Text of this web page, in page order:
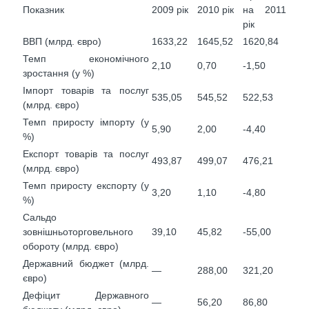
Показник 2009 рік 2010 рік
на 2011
рік
ВВП (млрд. євро)
1633,22 1645,52
1620,84
Темп економічного
зростання (у %)
2,10 0,70 -1,50
Імпорт товарів та послуг
(млрд. євро)
535,05 545,52 522,53
Темп приросту імпорту (у
%)
5,90 2,00 -4,40
Експорт товарів та послуг
(млрд. євро)
493,87 499,07 476,21
Темп приросту експорту (у
%)
3,20 1,10 -4,80
Сальдо
зовнішньоторговельного
обороту (млрд. євро)
39,10 45,82 -55,00
Державний бюджет (млрд.
євро)
— 288,00 321,20
Дефіцит Державного
— 56,20 86,80